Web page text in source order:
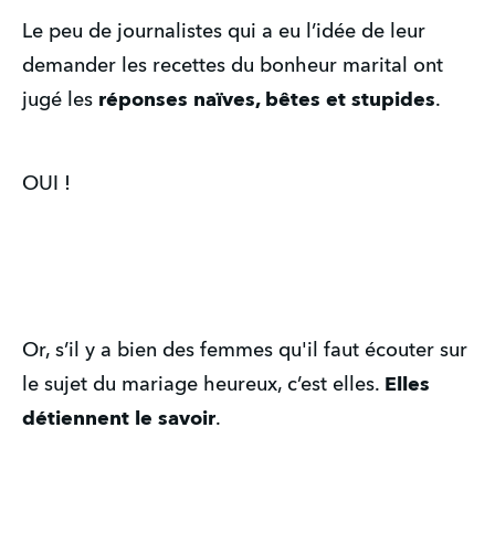
Le peu de journalistes qui a eu l’idée de leur
demander les recettes du bonheur marital ont
jugé les réponses naïves, bêtes et stupides.
OUI !
Or, s’il y a bien des femmes qu'il faut écouter sur
le sujet du mariage heureux, c’est elles. Elles
détiennent le savoir.